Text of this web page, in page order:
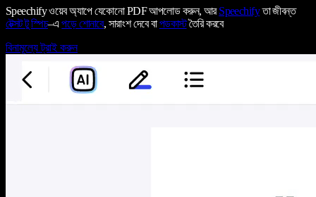
Speechify ওয়েব অ্যাপে যেকোনো PDF আপলোড করুন, আরSpeechifyতা জীবন্ত
টেক্সট টু স্পিচ–এপড়ে শোনাবে, সারাংশ দেবে বাপডকাস্টতৈরি করবে
বিনামূল্যে ট্রাই করুন